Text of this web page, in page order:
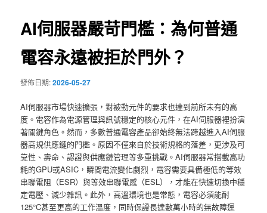
AI伺服器嚴苛門檻：為何普通
電容永遠被拒於門外？
發佈日期:2026-05-27
AI伺服器市場快速擴張，對被動元件的要求也達到前所未有的高
度。電容作為電源管理與訊號穩定的核心元件，在AI伺服器裡扮演
著關鍵角色。然而，多數普通電容產品卻始終無法跨越進入AI伺服
器高規供應鏈的門檻。原因不僅來自於技術規格的落差，更涉及可
靠性、壽命、認證與供應鏈管理等多重挑戰。AI伺服器常搭載高功
耗的GPU或ASIC，瞬間電流變化劇烈，電容需要具備極低的等效
串聯電阻（ESR）與等效串聯電感（ESL），才能在快速切換中穩
定電壓、減少雜訊。此外，高溫環境也是常態，電容必須能耐
125°C甚至更高的工作溫度，同時保證長達數萬小時的無故障運